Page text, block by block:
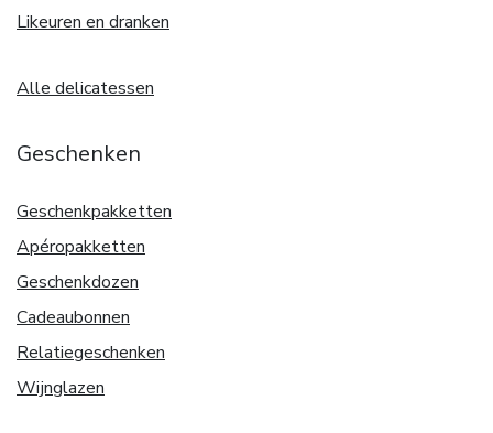
Likeuren en dranken
Alle delicatessen
Geschenken
Geschenkpakketten
Apéropakketten
Geschenkdozen
Cadeaubonnen
Relatiegeschenken
Wijnglazen